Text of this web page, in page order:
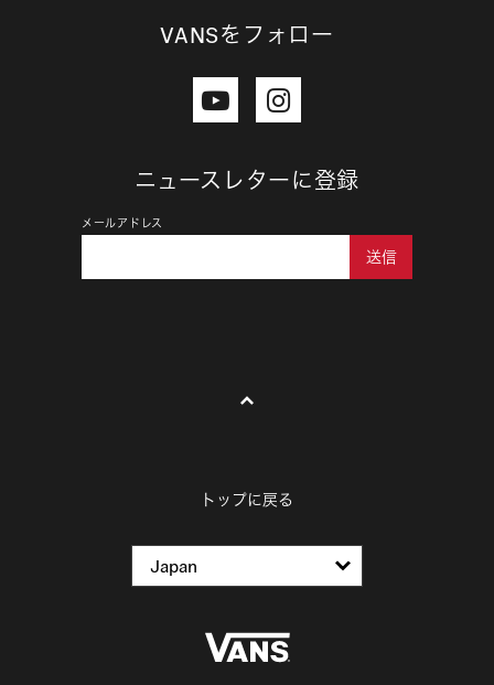
VANSをフォロー
ニュースレターに登録
メールアドレス
送信
トップに戻る